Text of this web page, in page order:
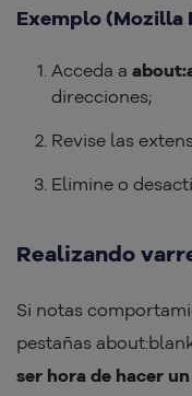
Exemplo (Mozilla
Acceda a
direcciones;
Revise las
Elimine o
Realizando
Si notas
pestañas
ser hora de hacer